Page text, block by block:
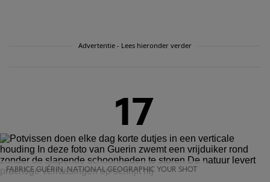
Advertentie - Lees hieronder verder
17
FABRICE GUÉRIN, NATIONAL GEOGRAPHIC YOUR SHOT